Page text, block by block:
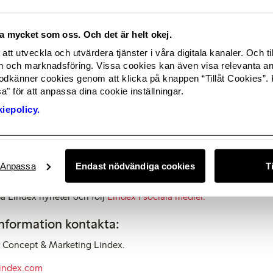
mycket som oss. Och det är helt okej.
utveckla och utvärdera tjänster i våra digitala kanaler. Och
och marknadsföring. Vissa cookies kan även visa relevanta
cookies genom att klicka på knappen “Tillåt Cookies”.
för att anpassa dina cookie inställningar.
Endast nödvändiga cookies
Anpassa
med accessoarer som canvasväskor, espadriller och
heter, kombinerar tidlösa modeklassiker med en
lätt att skapa sin personliga stil genom val av plagg och styling.
perfekta kombinationen av sköna klassiker och den rätta
och glamour vilket gör kollektionen bärbar till både vardag
Design & Purchase på Lindex.
tryckt och digital media samt på utomhustavlor.
bilder, besök Lindex Newsroom och följ med ”behind the
Lindex nyheter och följLindex i sociala medier.
kontakta:
& Marketing Lindex.